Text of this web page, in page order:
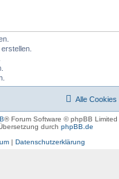
Alle Cookies
® Forum Software © phpBB Limited
durch phpBB.de
| Datenschutzerklärung